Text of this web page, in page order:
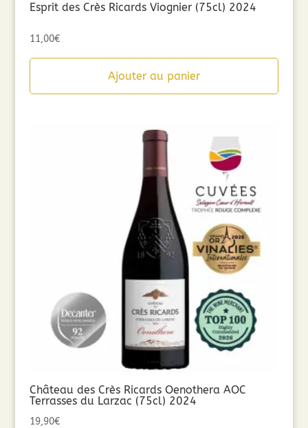
Esprit des Crès Ricards Viognier (75cl) 2024
11,00€
Ajouter au panier
Château des Crès Ricards Oenothera AOC
Terrasses du Larzac (75cl) 2024
19,90€